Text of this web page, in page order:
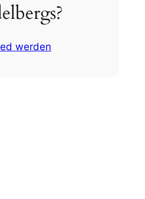
werden